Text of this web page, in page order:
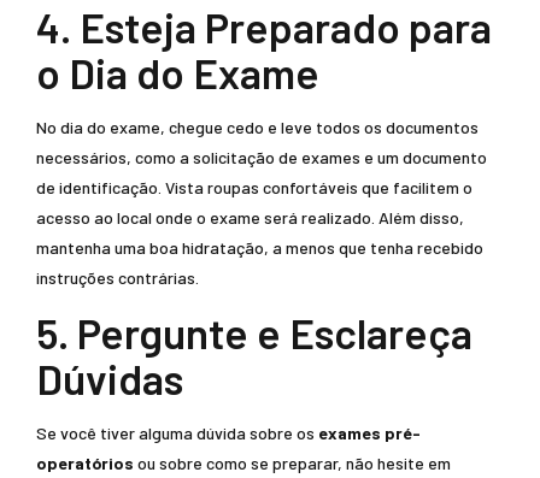
4. Esteja Preparado para
o Dia do Exame
No dia do exame, chegue cedo e leve todos os documentos
necessários, como a solicitação de exames e um documento
de identificação. Vista roupas confortáveis que facilitem o
acesso ao local onde o exame será realizado. Além disso,
mantenha uma boa hidratação, a menos que tenha recebido
instruções contrárias.
5. Pergunte e Esclareça
Dúvidas
Se você tiver alguma dúvida sobre os exames pré-
operatórios ou sobre como se preparar, não hesite em